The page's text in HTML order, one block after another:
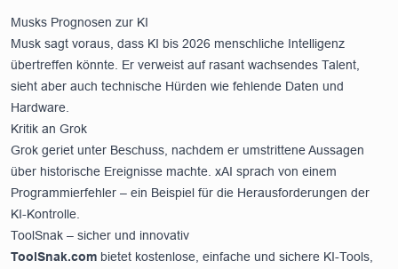
Musks Prognosen zur KI
Musk sagt voraus, dass KI bis 2026 menschliche Intelligenz
übertreffen könnte. Er verweist auf rasant wachsendes Talent,
sieht aber auch technische Hürden wie fehlende Daten und
Hardware.
Kritik an Grok
Grok geriet unter Beschuss, nachdem er umstrittene Aussagen
über historische Ereignisse machte. xAI sprach von einem
Programmierfehler – ein Beispiel für die Herausforderungen der
KI-Kontrolle.
ToolSnak – sicher und innovativ
ToolSnak.com bietet kostenlose, einfache und sichere KI-Tools,